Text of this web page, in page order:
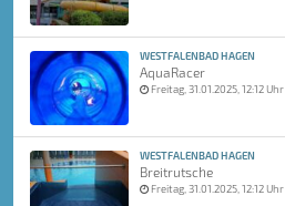
WESTFALENBAD HAGEN
AquaRacer
Freitag, 31.01.2025, 12:12 Uhr
WESTFALENBAD HAGEN
Breitrutsche
Freitag, 31.01.2025, 12:12 Uhr